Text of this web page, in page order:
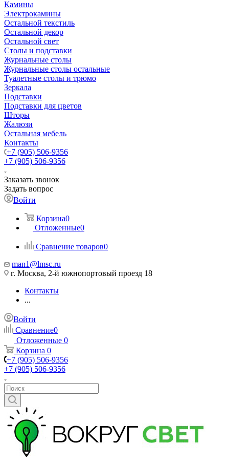
Камины
Электрокамины
Остальной текстиль
Остальной декор
Остальной свет
Столы и подставки
Журнальные столы
Журнальные столы остальные
Туалетные столы и трюмо
Зеркала
Подставки
Подставки для цветов
Шторы
Жалюзи
Остальная мебель
Контакты
+7 (905) 506-9356
+7 (905) 506-9356
Заказать звонок
Задать вопрос
Войти
Корзина0
Отложенные0
Сравнение товаров0
man1@lmsc.ru
г. Москва, 2-й южнопортовый проезд 18
Контакты
...
Войти
Сравнение0
Отложенные 0
Корзина 0
+7 (905) 506-9356
+7 (905) 506-9356